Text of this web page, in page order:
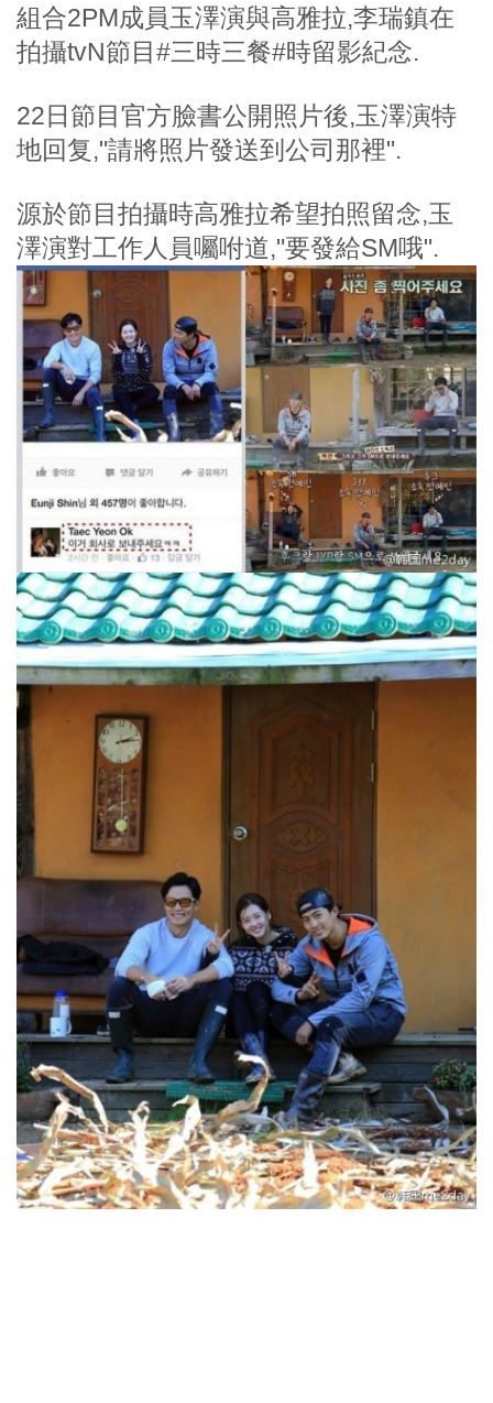
組合2PM成員玉澤演與高雅拉,李瑞鎮在
拍攝tvN節目#三時三餐#時留影紀念.
22日節目官方臉書公開照片後,玉澤演特
地回复,"請將照片發送到公司那裡".
源於節目拍攝時高雅拉希望拍照留念,玉
澤演對工作人員囑咐道,"要發給SM哦".